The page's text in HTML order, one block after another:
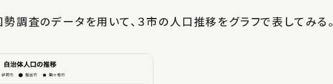
調査のデータを用いて、３市の人口推移をグラフで表してみる。